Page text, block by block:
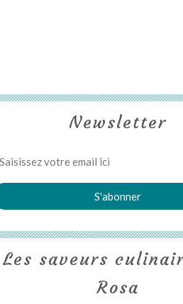
Newsletter
Les saveurs
Rosa